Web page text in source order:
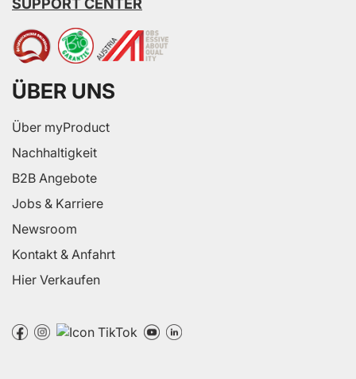
SUPPORT CENTER
ÜBER UNS
Über myProduct
Nachhaltigkeit
B2B Angebote
Jobs & Karriere
Newsroom
Kontakt & Anfahrt
Hier Verkaufen